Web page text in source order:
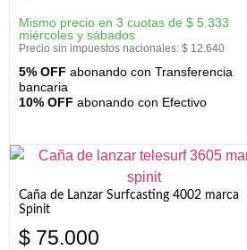
Mismo precio en 3 cuotas de $ 5.333
miércoles y sábados
Precio sin impuestos nacionales: $ 12.640
5% OFF abonando con Transferencia
bancaria
10% OFF abonando con Efectivo
Caña de Lanzar Surfcasting 4002 marca
Spinit
$ 75.000